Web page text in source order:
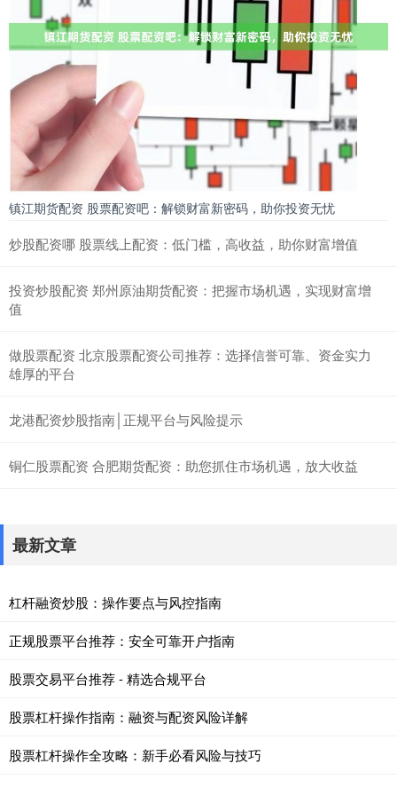
镇江期货配资 股票配资吧：解锁财富新密码，助你投资无忧
炒股配资哪 股票线上配资：低门槛，高收益，助你财富增值
投资炒股配资 郑州原油期货配资：把握市场机遇，实现财富增
值
做股票配资 北京股票配资公司推荐：选择信誉可靠、资金实力
雄厚的平台
龙港配资炒股指南│正规平台与风险提示
铜仁股票配资 合肥期货配资：助您抓住市场机遇，放大收益
最新文章
杠杆融资炒股：操作要点与风控指南
正规股票平台推荐：安全可靠开户指南
股票交易平台推荐 - 精选合规平台
股票杠杆操作指南：融资与配资风险详解
股票杠杆操作全攻略：新手必看风险与技巧